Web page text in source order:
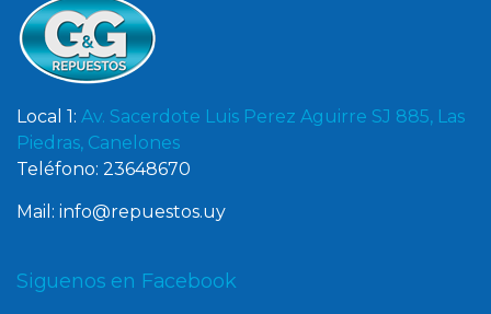
Local 1: Av. Sacerdote Luis Perez Aguirre SJ 885, Las
Piedras, Canelones
Teléfono: 23648670
Mail: info@repuestos.uy
Siguenos en Facebook